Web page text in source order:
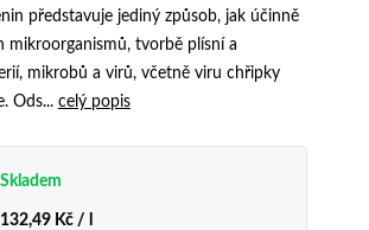
představuje jediný způsob, jak účinně
mikroorganismů, tvorbě plísní a
mikrobů a virů, včetně viru chřipky
Ods... celý popis
Skladem
132,49 Kč / l